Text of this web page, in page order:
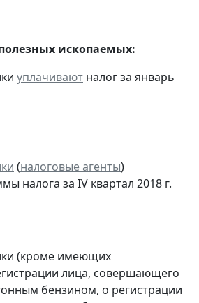
ископаемых:
уплачивают налог за январь
(налоговые агенты)
налога за IV квартал 2018 г.
(кроме имеющих
лица, совершающего
бензином, о регистрации